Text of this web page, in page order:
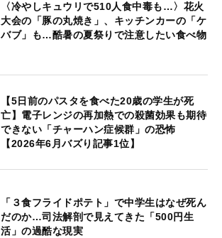
〈冷やしキュウリで510人食中毒も…〉花火
大会の「豚の丸焼き」、キッチンカーの「ケ
バブ」も…酷暑の夏祭りで注意したい食べ物
【5日前のパスタを食べた20歳の学生が死
亡】電子レンジの再加熱での殺菌効果も期待
できない「チャーハン症候群」の恐怖
【2026年6月バズり記事1位】
「３食フライドポテト」で中学生はなぜ死ん
だのか…司法解剖で見えてきた「500円生
活」の過酷な現実